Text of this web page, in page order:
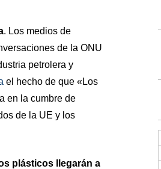
. Los medios de
de la ONU
petrolera y
el hecho de que «Los
en la cumbre de
de la UE y los
plásticos llegarán a